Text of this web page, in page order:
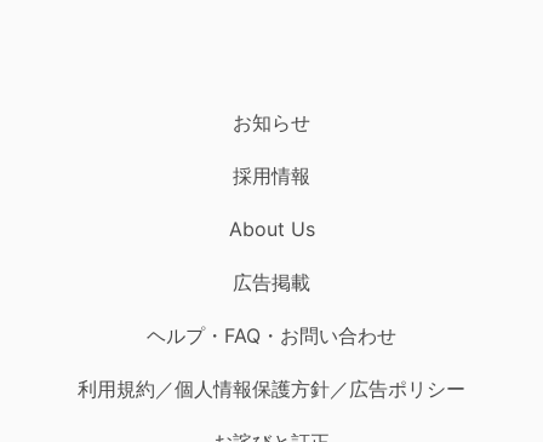
お知らせ
採用情報
About Us
広告掲載
ヘルプ・FAQ・お問い合わせ
利用規約／個人情報保護方針／広告ポリシー